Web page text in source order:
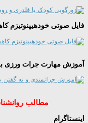
فایل صوتی
آموزش مهارت جرات ورزی
مطالب
اینستاگرام